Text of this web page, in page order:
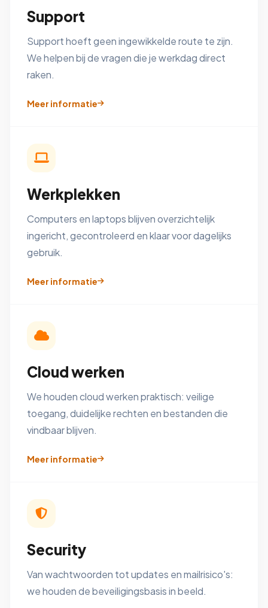
Support
Support hoeft geen ingewikkelde route te zijn.
We helpen bij de vragen die je werkdag direct
raken.
Meer informatie
Werkplekken
Computers en laptops blijven overzichtelijk
ingericht, gecontroleerd en klaar voor dagelijks
gebruik.
Meer informatie
Cloud werken
We houden cloud werken praktisch: veilige
toegang, duidelijke rechten en bestanden die
vindbaar blijven.
Meer informatie
Security
Van wachtwoorden tot updates en mailrisico's:
we houden de beveiligingsbasis in beeld.